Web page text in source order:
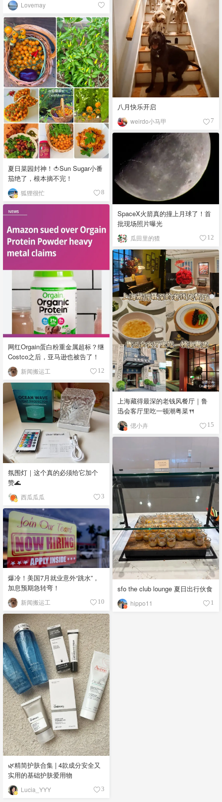
Lovemay
八月快乐开启
weirdo小马甲 7
夏日菜园封神！🍅Sun Sugar小番
茄绝了，根本摘不完！
狐狸很忙 8
SpaceX火箭真的撞上月球了！首
批现场照片曝光
瓜田里的猹 12
网红Orgain蛋白粉重金属超标？继
Costco之后，亚马逊也被告了！
新闻搬运工 12
上海藏得最深的老钱风餐厅｜鲁
迅会客厅里吃一顿潮粤菜🍴
偲小卉 15
氛围灯｜这个真的必须给它加个
赞🌊
西瓜瓜瓜 3
sfo the club lounge 夏日出行伙食
hippo11 1
爆冷！美国7月就业意外“跳水”，
加息预期急转弯！
新闻搬运工 10
🌿精简护肤合集 | 4款成分安全又
实用的基础护肤爱用物
Lucia_YYY 3